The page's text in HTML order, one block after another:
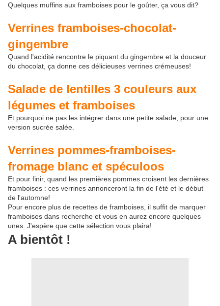
Quelques muffins aux framboises pour le goûter, ça vous dit?
Verrines framboises-chocolat-
gingembre
Quand l'acidité rencontre le piquant du gingembre et la douceur
du chocolat, ça donne ces délicieuses verrines crémeuses!
Salade de lentilles 3 couleurs aux
légumes et framboises
Et pourquoi ne pas les intégrer dans une petite salade, pour une
version sucrée salée.
Verrines pommes-framboises-
fromage blanc et spéculoos
Et pour finir, quand les premières pommes croisent les dernières
framboises : ces verrines annonceront la fin de l'été et le début
de l'automne!
Pour encore plus de recettes de framboises, il suffit de marquer
framboises dans recherche et vous en aurez encore quelques
unes. J'espère que cette sélection vous plaira!
A bientôt !